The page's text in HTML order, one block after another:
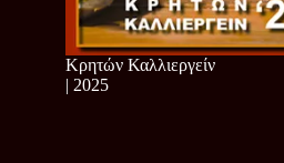
Κρητών Καλλιεργείν
| 2025